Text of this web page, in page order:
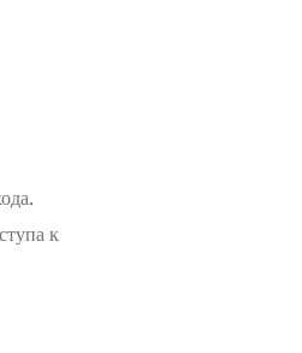
к